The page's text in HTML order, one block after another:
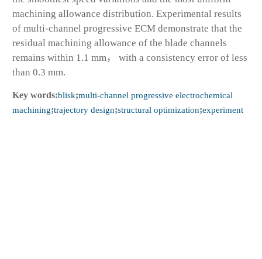
machining allowance distribution. Experimental results
of multi-channel progressive ECM demonstrate that the
residual machining allowance of the blade channels
remains within 1.1 mm， with a consistency error of less
than 0.3 mm.
Key words:blisk;multi-channel progressive electrochemical
machining;trajectory design;structural optimization;experiment